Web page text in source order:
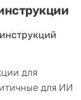
для
для ИИ